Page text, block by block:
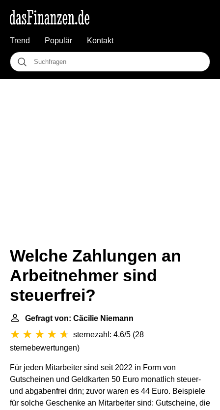
Trend Populär Kontakt
Welche Zahlungen an
Arbeitnehmer sind
steuerfrei?
Gefragt von: Cäcilie Niemann
sternezahl: 4.6/5 (28
sternebewertungen)
Für jeden Mitarbeiter sind seit 2022 in Form von
Gutscheinen und Geldkarten 50 Euro monatlich steuer-
und abgabenfrei drin; zuvor waren es 44 Euro. Beispiele
für solche Geschenke an Mitarbeiter sind: Gutscheine, die